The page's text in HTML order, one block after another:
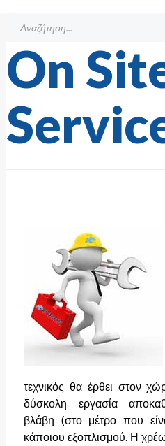
On
τεχνικός θα έρθει στον
δύσκολη εργασία
βλάβη (στο μέτρο που
κάποιου εξοπλισμού. Η